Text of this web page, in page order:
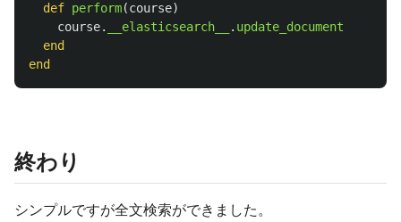
def perform(course)
course. __elasticsearch__ . update_document
end
end
終わり
シンプルですが全文検索ができました。